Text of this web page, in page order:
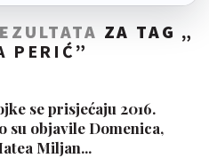
ZA TAG „
PERIĆ ”
se prisjećaju 2016.
su objavile Domenica,
Miljan...